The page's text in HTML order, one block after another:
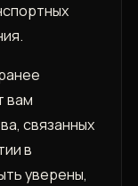
вам
связанных
в
уверены‚